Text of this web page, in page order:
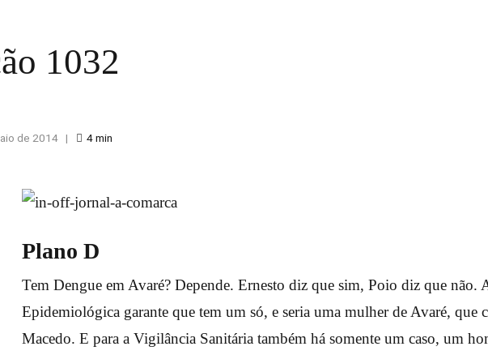
1032
de 2014 4min
Plano D
Tem Dengue em Avaré? Depende. Ernesto diz que sim, Poio diz que não.
Epidemiológica garante que tem um só, e seria uma mulher de Avaré, que
Macedo. E para a Vigilância Sanitária também há somente um caso, um